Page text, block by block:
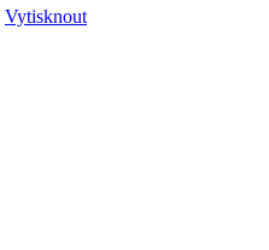
Vytisknout